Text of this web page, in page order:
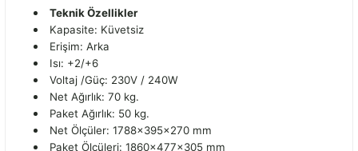
Teknik Özellikler
Kapasite: Küvetsiz
Erişim: Arka
Isı: +2/+6
Voltaj /Güç: 230V / 240W
Net Ağırlık: 70 kg.
Paket Ağırlık: 50 kg.
Net Ölçüler: 1788x395x270 mm
Paket Ölçüleri: 1860x477x305 mm